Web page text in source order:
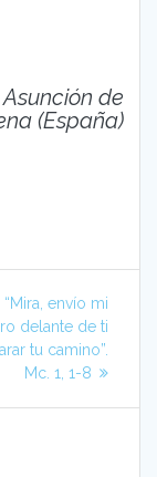
de
(España)
Siguiente
entrada:
“Mira, envío mi
delante de ti
tu camino”.
Mc. 1, 1-8